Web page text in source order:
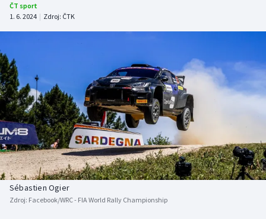
Tenis
Atletika
DALŠÍ SPORTY
Americký fotbal
Baseball a softbal
Basketbal
Biatlon
NEPŘEHLÉDNĚTE
Soutěže
Historické návraty
Aplikace ČT sport
ČT sport
1. 6. 2024 | Zdroj: ČTK
Sébastien Ogier
Zdroj: Facebook/WRC - FIA World Rally Championship